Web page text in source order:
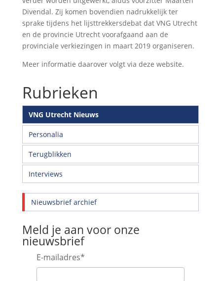
Divendal. Zij komen bovendien nadrukkelijk ter
sprake tijdens het lijsttrekkersdebat dat VNG Utrecht
en de provincie Utrecht voorafgaand aan de
provinciale verkiezingen in maart 2019 organiseren.
Meer informatie daarover volgt via deze website.
Rubrieken
VNG Utrecht Nieuws
Personalia
Terugblikken
Interviews
Nieuwsbrief archief
Meld je aan voor onze
nieuwsbrief
E-mailadres*